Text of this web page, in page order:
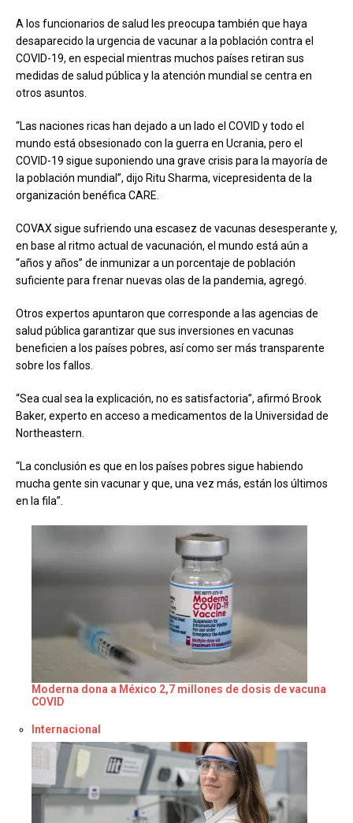
A los funcionarios de salud les preocupa también que haya
desaparecido la urgencia de vacunar a la población contra el
COVID-19, en especial mientras muchos países retiran sus
medidas de salud pública y la atención mundial se centra en
otros asuntos.
“Las naciones ricas han dejado a un lado el COVID y todo el
mundo está obsesionado con la guerra en Ucrania, pero el
COVID-19 sigue suponiendo una grave crisis para la mayoría de
la población mundial”, dijo Ritu Sharma, vicepresidenta de la
organización benéfica CARE.
COVAX sigue sufriendo una escasez de vacunas desesperante y,
en base al ritmo actual de vacunación, el mundo está aún a
“años y años” de inmunizar a un porcentaje de población
suficiente para frenar nuevas olas de la pandemia, agregó.
Otros expertos apuntaron que corresponde a las agencias de
salud pública garantizar que sus inversiones en vacunas
beneficien a los países pobres, así como ser más transparente
sobre los fallos.
“Sea cual sea la explicación, no es satisfactoria”, afirmó Brook
Baker, experto en acceso a medicamentos de la Universidad de
Northeastern.
“La conclusión es que en los países pobres sigue habiendo
mucha gente sin vacunar y que, una vez más, están los últimos
en la fila”.
Moderna dona a México 2,7 millones de dosis de vacuna
COVID
Respecto a
Internacional